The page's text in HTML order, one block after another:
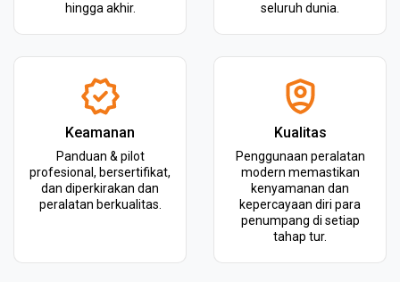
hingga akhir.
seluruh dunia.
Keamanan
Panduan & pilot
profesional, bersertifikat,
dan diperkirakan dan
peralatan berkualitas.
Kualitas
Penggunaan peralatan
modern memastikan
kenyamanan dan
kepercayaan diri para
penumpang di setiap
tahap tur.